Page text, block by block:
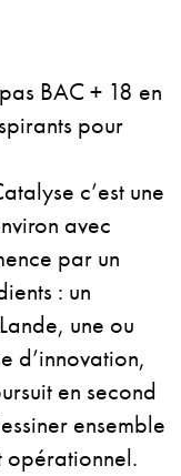
BAC + 18 en
pour
c’est une
avec
par un
: un
une ou
d’innovation,
en second
ensemble
opérationnel.